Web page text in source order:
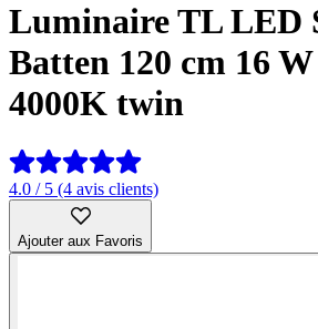
Luminaire TL LED
Batten 120 cm 16
4000K twin
4.0 / 5 (4 avis clients)
Ajouter aux Favoris